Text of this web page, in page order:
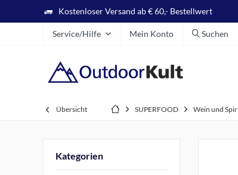
Kostenloser Versand ab € 60,- Bestellwert
Service/Hilfe Mein Konto Suchen
Übersicht SUPERFOOD Wein und
Kategorien